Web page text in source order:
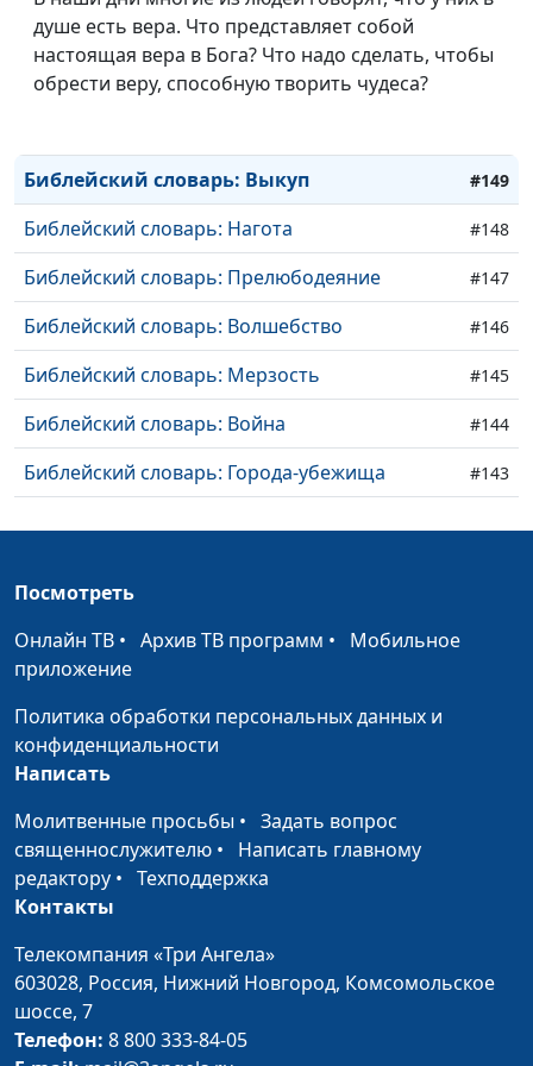
душе есть вера. Что представляет собой
настоящая вера в Бога? Что надо сделать, чтобы
обрести веру, способную творить чудеса?
Библейский словарь: Мессия
Библейский словарь: Новый Завет
Библейский словарь: Выкуп #149
Библейский словарь: Нагота #148
Библейский словарь: Прелюбодеяние #147
Библейский словарь: Волшебство #146
Библейский словарь: Мерзость #145
Библейский словарь: Война #144
Библейский словарь: Города-убежища #143
Библейский словарь: Агнец
Библейский словарь: Козел отпущения
Библейский словарь: День искупления
Библейский словарь: Исповедаться
Библейский словарь: Труба
Библейский словарь: Левиты
Библейский словарь: Первенец
Библейский словарь: Святость
Библейский словарь: Нечистота
Посмотреть
Онлайн ТВ • Архив ТВ программ • Мобильное
приложение
Политика обработки персональных данных и
конфиденциальности
Написать
Молитвенные просьбы • Задать вопрос
священнослужителю • Написать главному
редактору • Техподдержка
Контакты
Телекомпания «Три Ангела»
603028, Россия, Нижний Новгород, Комсомольское
шоссе, 7
Телефон: 8 800 333-84-05